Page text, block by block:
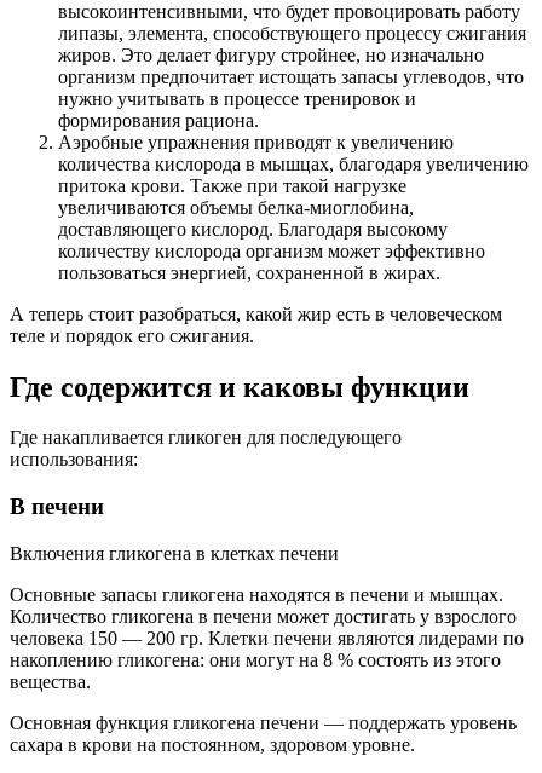
высокоинтенсивными, что будет провоцировать работу
липазы, элемента, способствующего процессу сжигания
жиров. Это делает фигуру стройнее, но изначально
организм предпочитает истощать запасы углеводов, что
нужно учитывать в процессе тренировок и
формирования рациона.
Аэробные упражнения приводят к увеличению
количества кислорода в мышцах, благодаря увеличению
притока крови. Также при такой нагрузке
увеличиваются объемы белка-миоглобина,
доставляющего кислород. Благодаря высокому
количеству кислорода организм может эффективно
пользоваться энергией, сохраненной в жирах.
А теперь стоит разобраться, какой жир есть в человеческом
теле и порядок его сжигания.
Где содержится и каковы функции
Где накапливается гликоген для последующего
использования:
В печени
Включения гликогена в клетках печени
Основные запасы гликогена находятся в печени и мышцах.
Количество гликогена в печени может достигать у взрослого
человека 150 — 200 гр. Клетки печени являются лидерами по
накоплению гликогена: они могут на 8 % состоять из этого
вещества.
Основная функция гликогена печени — поддержать уровень
сахара в крови на постоянном, здоровом уровне.